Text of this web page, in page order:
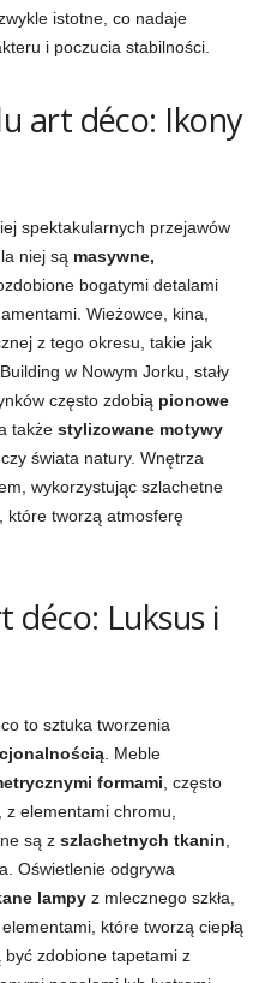
istotne, co nadaje
i poczucia stabilności.
art déco: Ikony
spektakularnych przejawów
niej są masywne,
bogatymi detalami
Wieżowce, kina,
z tego okresu, takie jak
w Nowym Jorku, stały
często zdobią pionowe
także stylizowane motywy
świata natury. Wnętrza
wykorzystując szlachetne
które tworzą atmosferę
déco: Luksus i
to sztuka tworzenia
. Meble
formami , często
elementami chromu,
są z szlachetnych tkanin
Oświetlenie odgrywa
lampy z mlecznego szkła,
które tworzą ciepłą
zdobione tapetami z